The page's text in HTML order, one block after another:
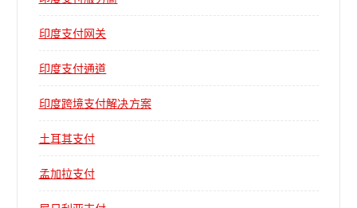
印度支付网关
印度支付通道
印度跨境支付解决方案
土耳其支付
孟加拉支付